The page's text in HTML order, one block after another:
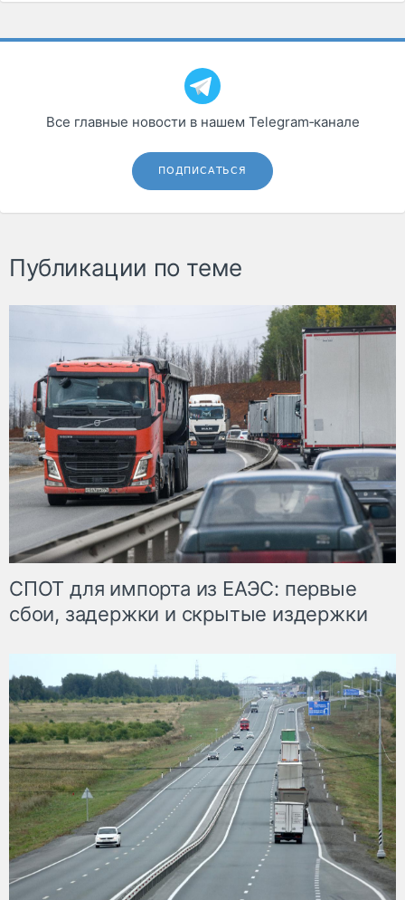
Все главные новости в нашем Telegram‑канале
ПОДПИСАТЬСЯ
Публикации по теме
СПОТ для импорта из ЕАЭС: первые
сбои, задержки и скрытые издержки